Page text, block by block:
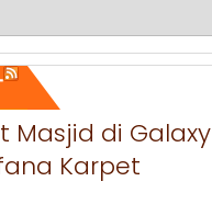
Masjid di Galaxy
Karpet